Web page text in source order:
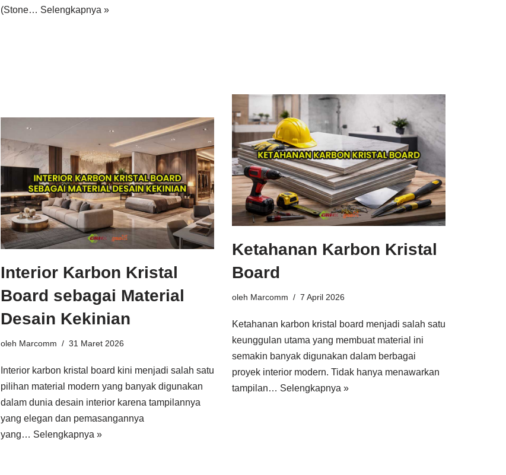
(Stone… Selengkapnya »
Ketahanan Karbon Kristal
Board
oleh Marcomm 7 April 2026
Ketahanan karbon kristal board menjadi salah satu
keunggulan utama yang membuat material ini
semakin banyak digunakan dalam berbagai
proyek interior modern. Tidak hanya menawarkan
tampilan… Selengkapnya »
Interior Karbon Kristal
Board sebagai Material
Desain Kekinian
oleh Marcomm 31 Maret 2026
Interior karbon kristal board kini menjadi salah satu
pilihan material modern yang banyak digunakan
dalam dunia desain interior karena tampilannya
yang elegan dan pemasangannya
yang… Selengkapnya »